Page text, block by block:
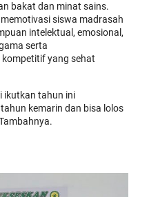
bakat dan minat sains.
siswa madrasah
intelektual, emosional,
serta
yang sehat
ikutkan tahun ini
kemarin dan bisa lolos